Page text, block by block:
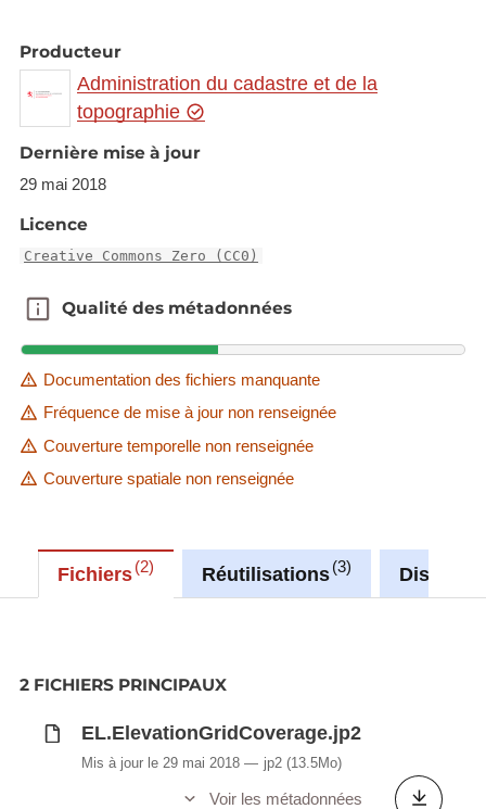
En 2019, un tel jeu de données sera mis à
disposition, après la campagne LiDAR pour tout le
pays
Producteur
Administration du cadastre et de la
topographie
Dernière mise à jour
29 mai 2018
Licence
Creative Commons Zero (CC0)
Qualité des métadonnées
Qualité des métadonnées
Documentation des fichiers manquante
Fréquence de mise à jour non renseignée
Couverture temporelle non renseignée
Couverture spatiale non renseignée
Fichiers 2 Réutilisations 3
2 FICHIERS PRINCIPAUX
EL.ElevationGridCoverage.jp2
Mis à jour le 29 mai 2018 jp2 (13.5Mo)
Voir les métadonnées